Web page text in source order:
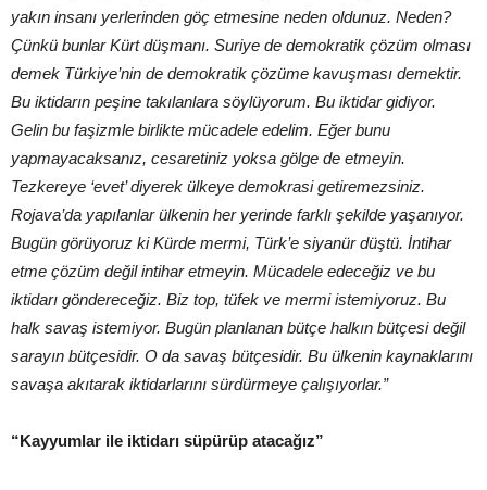
yakın insanı yerlerinden göç etmesine neden oldunuz. Neden?
Çünkü bunlar Kürt düşmanı. Suriye de demokratik çözüm olması
demek Türkiye’nin de demokratik çözüme kavuşması demektir.
Bu iktidarın peşine takılanlara söylüyorum. Bu iktidar gidiyor.
Gelin bu faşizmle birlikte mücadele edelim. Eğer bunu
yapmayacaksanız, cesaretiniz yoksa gölge de etmeyin.
Tezkereye ‘evet’ diyerek ülkeye demokrasi getiremezsiniz.
Rojava’da yapılanlar ülkenin her yerinde farklı şekilde yaşanıyor.
Bugün görüyoruz ki Kürde mermi, Türk’e siyanür düştü. İntihar
etme çözüm değil intihar etmeyin. Mücadele edeceğiz ve bu
iktidarı göndereceğiz. Biz top, tüfek ve mermi istemiyoruz. Bu
halk savaş istemiyor. Bugün planlanan bütçe halkın bütçesi değil
sarayın bütçesidir. O da savaş bütçesidir. Bu ülkenin kaynaklarını
savaşa akıtarak iktidarlarını sürdürmeye çalışıyorlar.”
“Kayyumlar ile iktidarı süpürüp atacağız”